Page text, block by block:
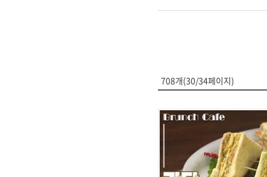
708개(30/34페이지)